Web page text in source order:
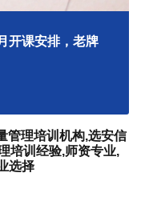
开课安排，老牌
管理培训机构,选安信
培训经验,师资专业,
选择